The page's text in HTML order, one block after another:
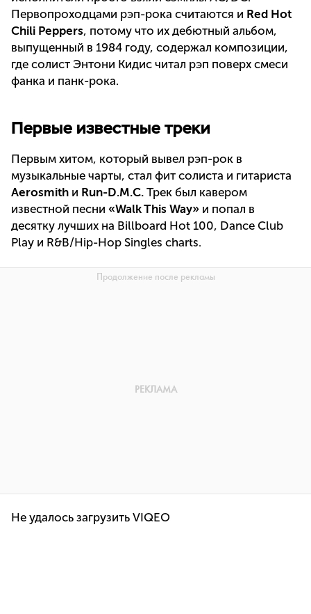
Первопроходцами рэп-рока считаются и Red Hot
Chili Peppers, потому что их дебютный альбом,
выпущенный в 1984 году, содержал композиции,
где солист Энтони Кидис читал рэп поверх смеси
фанка и панк-рока.
Первые известные треки
Первым хитом, который вывел рэп-рок в
музыкальные чарты, стал фит солиста и гитариста
Aerosmith и Run-D.M.C. Трек был кавером
известной песни «Walk This Way» и попал в
десятку лучших на Billboard Hot 100, Dance Club
Play и R&B/Hip-Hop Singles charts.
Не удалось загрузить VIQEO